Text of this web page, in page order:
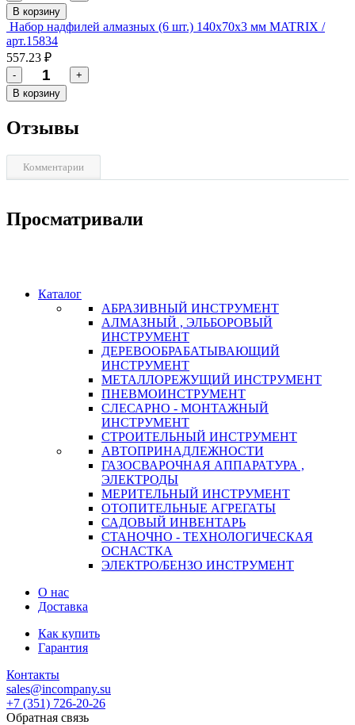
В корзину
Набор надфилей алмазных (6 шт.) 140х70х3 мм MATRIX /
арт.15834
557.23 ₽
-
+
В корзину
Отзывы
Комментарии
Просматривали
Каталог
АБРАЗИВНЫЙ ИНСТРУМЕНТ
АЛМАЗНЫЙ , ЭЛЬБОРОВЫЙ
ИНСТРУМЕНТ
ДЕРЕВООБРАБАТЫВАЮЩИЙ
ИНСТРУМЕНТ
МЕТАЛЛОРЕЖУЩИЙ ИНСТРУМЕНТ
ПНЕВМОИНСТРУМЕНТ
СЛЕСАРНО - МОНТАЖНЫЙ
ИНСТРУМЕНТ
СТРОИТЕЛЬНЫЙ ИНСТРУМЕНТ
АВТОПРИНАДЛЕЖНОСТИ
ГАЗОСВАРОЧНАЯ АППАРАТУРА ,
ЭЛЕКТРОДЫ
МЕРИТЕЛЬНЫЙ ИНСТРУМЕНТ
ОТОПИТЕЛЬНЫЕ АГРЕГАТЫ
САДОВЫЙ ИНВЕНТАРЬ
СТАНОЧНО - ТЕХНОЛОГИЧЕСКАЯ
ОСНАСТКА
ЭЛЕКТРО/БЕНЗО ИНСТРУМЕНТ
О нас
Доставка
Как купить
Гарантия
Контакты
sales@incompany.su
+7 (351) 726-20-26
Обратная связь